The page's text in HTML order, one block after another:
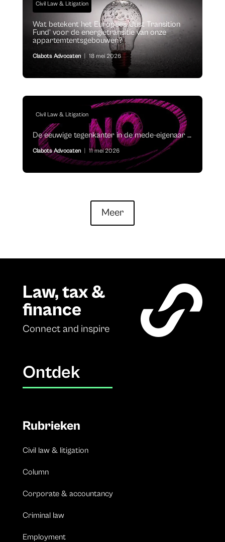
Civil Law & Litigation
Wat betekent het Europees ‘Just Transition
Fund’ voor de energietransitie van onze
appartemtentsgebouwen?
Clabots Advocaten 18 mei 2026
Civil Law & Litigation
De eeuwige tegenkanter in de mede-eigenaar …
Clabots Advocaten 11 mei 2026
Meer
Law, tax &
finance
Connect and inspire
Ontdek
Rubrieken
Civil law & litigation
Column
Corporate & accountancy
Criminal law
Employment